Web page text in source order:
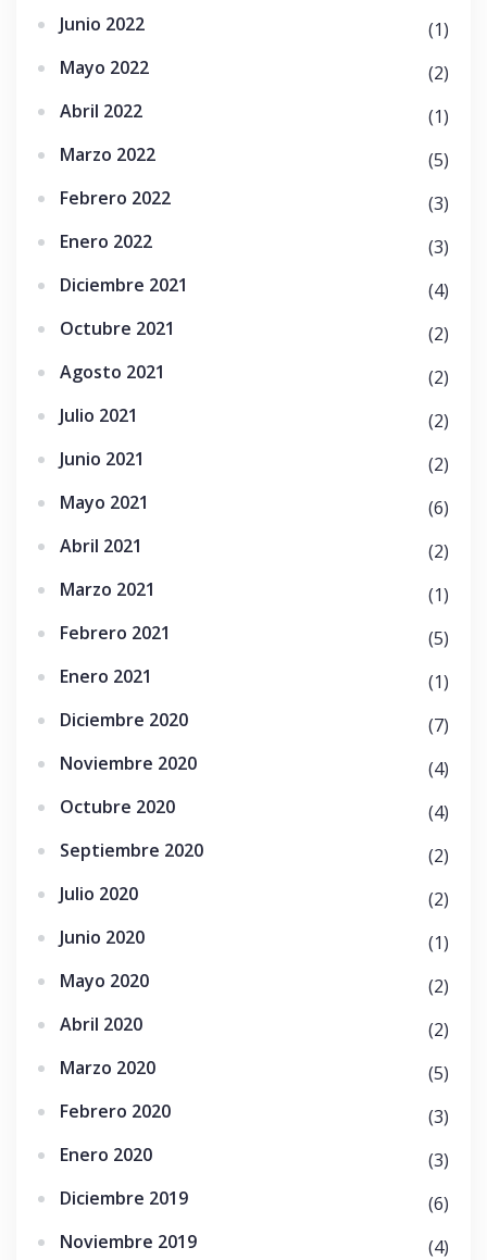
Junio 2022
(1)
Mayo 2022
(2)
Abril 2022
(1)
Marzo 2022
(5)
Febrero 2022
(3)
Enero 2022
(3)
Diciembre 2021
(4)
Octubre 2021
(2)
Agosto 2021
(2)
Julio 2021
(2)
Junio 2021
(2)
Mayo 2021
(6)
Abril 2021
(2)
Marzo 2021
(1)
Febrero 2021
(5)
Enero 2021
(1)
Diciembre 2020
(7)
Noviembre 2020
(4)
Octubre 2020
(4)
Septiembre 2020
(2)
Julio 2020
(2)
Junio 2020
(1)
Mayo 2020
(2)
Abril 2020
(2)
Marzo 2020
(5)
Febrero 2020
(3)
Enero 2020
(3)
Diciembre 2019
(6)
Noviembre 2019
(4)